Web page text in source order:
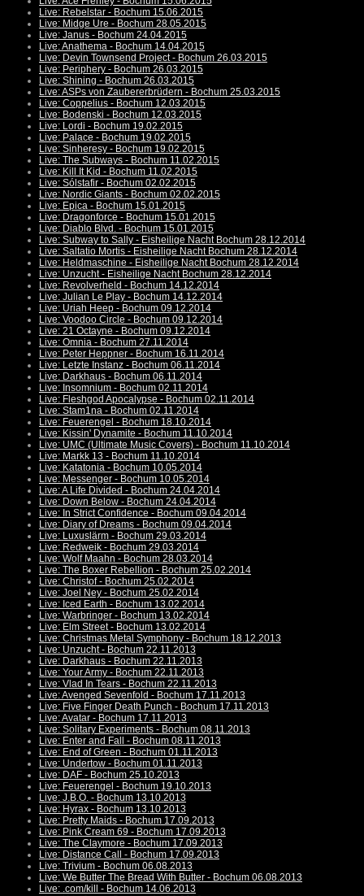
Live: Rebelstar - Bochum 15.06.2015
Live: Midge Ure - Bochum 28.05.2015
Live: Janus - Bochum 24.04.2015
Live: Anathema - Bochum 14.04.2015
Live: Devin Townsend Project - Bochum 26.03.2015
Live: Periphery - Bochum 26.03.2015
Live: Shining - Bochum 26.03.2015
Live: ASPs von Zaubererbrüdern - Bochum 25.03.2015
Live: Coppelius - Bochum 12.03.2015
Live: Bodenski - Bochum 12.03.2015
Live: Lordi - Bochum 19.02.2015
Live: Palace - Bochum 19.02.2015
Live: Sinheresy - Bochum 19.02.2015
Live: The Subways - Bochum 11.02.2015
Live: Kill It Kid - Bochum 11.02.2015
Live: Sólstafir - Bochum 02.02.2015
Live: Nordic Giants - Bochum 02.02.2015
Live: Epica - Bochum 15.01.2015
Live: Dragonforce - Bochum 15.01.2015
Live: Diablo Blvd. - Bochum 15.01.2015
Live: Subway to Sally - Eisheilige Nacht Bochum 28.12.2014
Live: Saltatio Mortis - Eisheilige Nacht Bochum 28.12.2014
Live: Heldmaschine - Eisheilige Nacht Bochum 28.12.2014
Live: Unzucht - Eisheilige Nacht Bochum 28.12.2014
Live: Revolverheld - Bochum 14.12.2014
Live: Julian Le Play - Bochum 14.12.2014
Live: Uriah Heep - Bochum 09.12.2014
Live: Voodoo Circle - Bochum 09.12.2014
Live: 21 Octayne - Bochum 09.12.2014
Live: Omnia - Bochum 27.11.2014
Live: Peter Heppner - Bochum 16.11.2014
Live: Letzte Instanz - Bochum 06.11.2014
Live: Darkhaus - Bochum 06.11.2014
Live: Insomnium - Bochum 02.11.2014
Live: Fleshgod Apocalypse - Bochum 02.11.2014
Live: Stam1na - Bochum 02.11.2014
Live: Feuerengel - Bochum 18.10.2014
Live: Kissin' Dynamite - Bochum 11.10.2014
Live: UMC (Ultimate Music Covers) - Bochum 11.10.2014
Live: Markk 13 - Bochum 11.10.2014
Live: Katatonia - Bochum 10.05.2014
Live: Messenger - Bochum 10.05.2014
Live: A Life Divided - Bochum 24.04.2014
Live: Down Below - Bochum 24.04.2014
Live: In Strict Confidence - Bochum 09.04.2014
Live: Diary of Dreams - Bochum 09.04.2014
Live: Luxuslärm - Bochum 29.03.2014
Live: Redweik - Bochum 29.03.2014
Live: Wolf Maahn - Bochum 28.03.2014
Live: The Boxer Rebellion - Bochum 25.02.2014
Live: Christof - Bochum 25.02.2014
Live: Joel Ney - Bochum 25.02.2014
Live: Iced Earth - Bochum 13.02.2014
Live: Warbringer - Bochum 13.02.2014
Live: Elm Street - Bochum 13.02.2014
Live: Christmas Metal Symphony - Bochum 18.12.2013
Live: Unzucht - Bochum 22.11.2013
Live: Darkhaus - Bochum 22.11.2013
Live: Your Army - Bochum 22.11.2013
Live: Vlad In Tears - Bochum 22.11.2013
Live: Avenged Sevenfold - Bochum 17.11.2013
Live: Five Finger Death Punch - Bochum 17.11.2013
Live: Avatar - Bochum 17.11.2013
Live: Solitary Experiments - Bochum 08.11.2013
Live: Enter and Fall - Bochum 08.11.2013
Live: End of Green - Bochum 01.11.2013
Live: Undertow - Bochum 01.11.2013
Live: DAF - Bochum 25.10.2013
Live: Feuerengel - Bochum 19.10.2013
Live: J.B.O. - Bochum 13.10.2013
Live: Hyrax - Bochum 13.10.2013
Live: Pretty Maids - Bochum 17.09.2013
Live: Pink Cream 69 - Bochum 17.09.2013
Live: The Claymore - Bochum 17.09.2013
Live: Distance Call - Bochum 17.09.2013
Live: Trivium - Bochum 06.08.2013
Live: We Butter The Bread With Butter - Bochum 06.08.2013
Live: .com/kill - Bochum 14.06.2013